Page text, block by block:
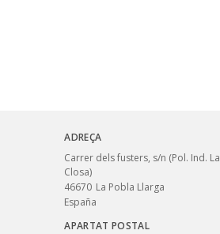
ADREÇA
Carrer dels fusters, s/n (Pol. Ind. La
Closa)
46670 La Pobla Llarga
España
APARTAT POSTAL